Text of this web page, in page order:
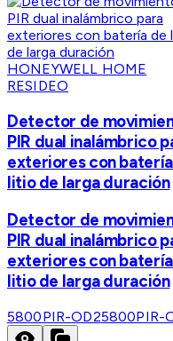
HONEYWELL HOME
RESIDEO
Detector de
PIR dual inalámbrico
exteriores con
litio de larga duración
Detector de
PIR dual inalámbrico
exteriores con
litio de larga duración
5800PIR-OD25800PIR-